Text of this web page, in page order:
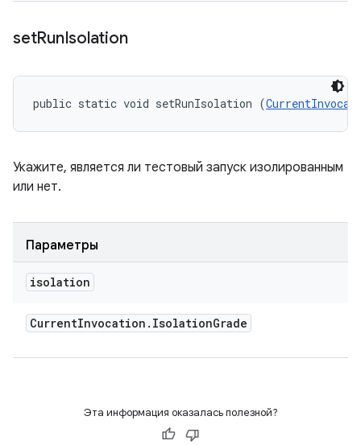
setRunIsolation
public static void setRunIsolation (
Укажите, является ли тестовый запуск изолированным
или нет.
Параметры
isolation
CurrentInvocation . IsolationGrade
Эта информация оказалась полезной?